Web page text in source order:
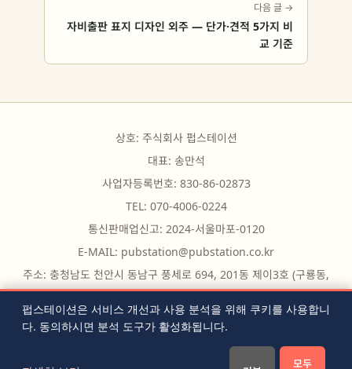
다음 글 →
자비출판 표지 디자인 외주 — 단가·견적 5가지 비
교 기준
상호: 주식회사 펍스테이션
대표: 송만석
사업자등록번호: 830-86-02873
TEL: 070-4006-0224
통신판매업신고: 2024-서울마포-0120
E-MAIL: pubstation@pubstation.co.kr
주소: 충청남도 천안시 동남구 풍세로 694, 201동 제이3호 (구룡동,
구룡빌딩)
전체 글 목록
|
펍스테이션은 서비스 개선과 사용 분석을 위해 쿠키를 사용합니
다. 동의하시면 분석 도구가 활성화됩니다.
모두